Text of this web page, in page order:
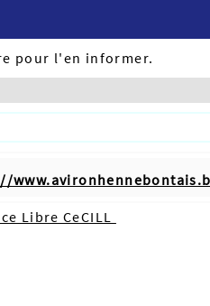
pour l'en informer.
Libre CeCILL